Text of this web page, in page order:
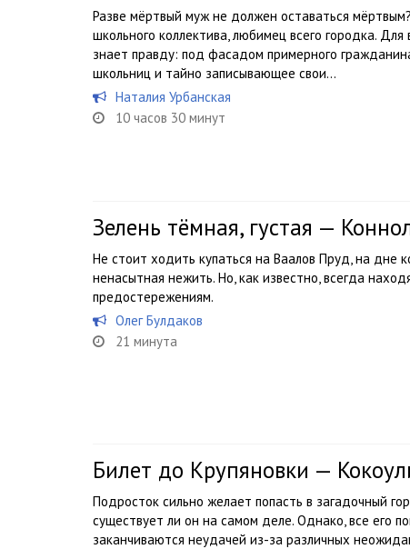
Разве мёртвый муж не должен оставаться
школьного коллектива, любимец всего городка.
знает правду: под фасадом примерного
школьниц и тайно записывающее свои...
Наталия Урбанская
10 часов 30 минут
Зелень тёмная, густая —
Не стоит ходить купаться на Ваалов Пруд, на дне
ненасытная нежить. Но, как известно, всегда
предостережениям.
Олег Булдаков
21 минута
Билет до Крупяновки —
Подросток сильно желает попасть в загадочный
существует ли он на самом деле. Однако, все его
заканчиваются неудачей из-за различных